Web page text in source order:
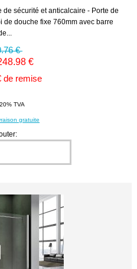
de douche fixe 760mm avec barre
€
€
de remise
avec 20% TVA
gratuite